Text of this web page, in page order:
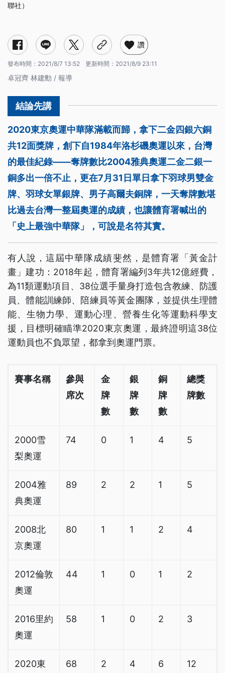
聯社）
讚
發布時間： 2021/8/7 13:52 更新時間： 2021/8/9 23:11
卓冠齊 林建勳 / 報導
2020東京奧運中華隊滿載而歸，拿下二金四銀六銅
共12面獎牌，創下自1984年洛杉磯奧運以來，台灣
的最佳紀錄——奪牌數比2004雅典奧運二金二銀一
銅多出一倍不止，更在7月31日單日拿下羽球男雙金
牌、羽球女單銀牌、男子高爾夫銅牌，一天奪牌數堪
比過去台灣一整屆奧運的成績，也讓體育署喊出的
「史上最強中華隊」，可說是名符其實。
有人說，這屆中華隊成績斐然，是體育署「黃金計
畫」建功：2018年起，體育署編列3年共12億經費，
為11類運動項目、38位選手量身打造包含教練、防護
員、體能訓練師、陪練員等黃金團隊，並提供生理體
能、生物力學、運動心理、營養生化等運動科學支
援，目標明確瞄準2020東京奧運，最終證明這38位
運動員也不負眾望，都拿到奧運門票。
賽事名稱
參與
席次
金
牌
數
銀
牌
數
銅
牌
數
總獎
牌數
2000雪
梨奧運
74 0 1 4 5
2004雅
典奧運
89 2 2 1 5
2008北
京奧運
80 1 1 2 4
2012倫敦
奧運
44 1 0 1 2
2016里約
奧運
58 1 0 2 3
2020東
68 2 4 6 12